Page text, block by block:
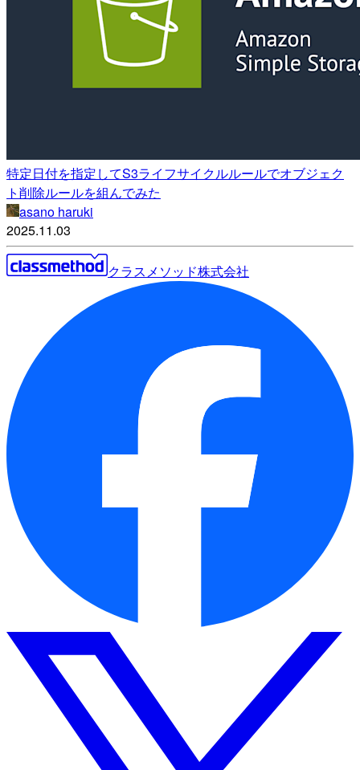
特定日付を指定してS3ライフサイクルルールでオブジェク
ト削除ルールを組んでみた
asano haruki
2025.11.03
クラスメソッド株式会社